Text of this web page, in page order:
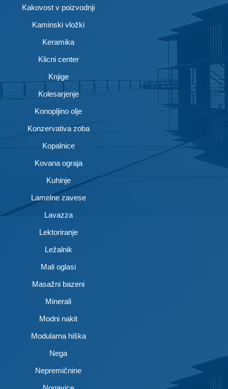
Kakovost v poizvodnji
Kaminski vložki
Keramika
Klicni center
Knjige
Kolesarjenje
Konopljino olje
Konzervativa zoba
Kopalnice
Kovana ograja
Kuhinje
Lamelne zavese
Lavazza
Lektoriranje
Ležalnik
Mali oglasi
Masažni bazeni
Minerali
Modni nakit
Modularna hiška
Nega
Nepremičnine